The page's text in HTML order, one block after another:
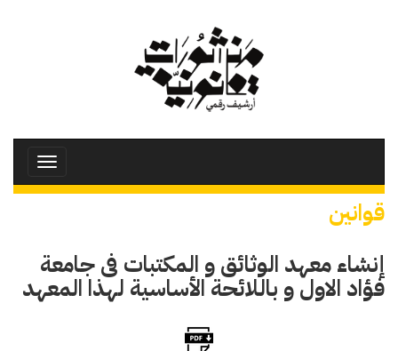
Toggle
قوانين
إنشاء معهد الوثائق و المكتبات فى جامعة
فؤاد الاول و باللائحة الأساسية لهذا المعهد